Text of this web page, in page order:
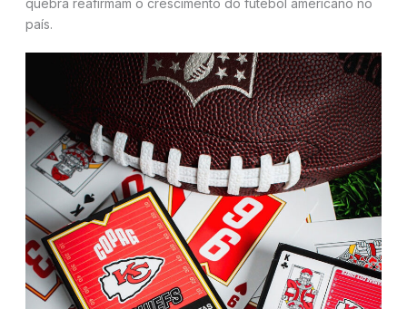
quebra reafirmam o crescimento do futebol americano no
país.